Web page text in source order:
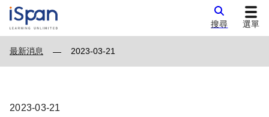
搜尋 選單
最新消息 — 2023-03-21
2023-03-21